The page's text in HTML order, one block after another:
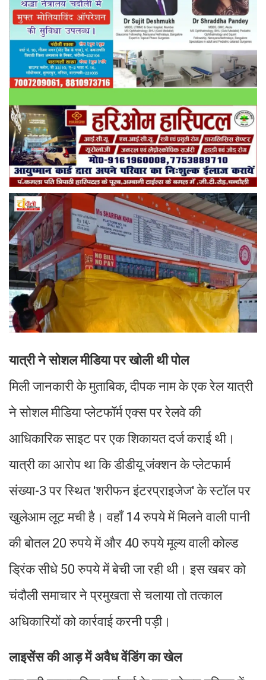
यात्री ने सोशल मीडिया पर खोली थी पोल
मिली जानकारी के मुताबिक, दीपक नाम के एक रेल यात्री
ने सोशल मीडिया प्लेटफॉर्म एक्स पर रेलवे की
आधिकारिक साइट पर एक शिकायत दर्ज कराई थी।
यात्री का आरोप था कि डीडीयू जंक्शन के प्लेटफार्म
संख्या-3 पर स्थित 'शरीफन इंटरप्राइजेज' के स्टॉल पर
खुलेआम लूट मची है। वहाँ 14 रुपये में मिलने वाली पानी
की बोतल 20 रुपये में और 40 रुपये मूल्य वाली कोल्ड
ड्रिंक सीधे 50 रुपये में बेची जा रही थी। इस खबर को
चंदौली समाचार ने प्रमुखता से चलाया तो तत्काल
अधिकारियों को कार्रवाई करनी पड़ी।
लाइसेंस की आड़ में अवैध वेंडिंग का खेल